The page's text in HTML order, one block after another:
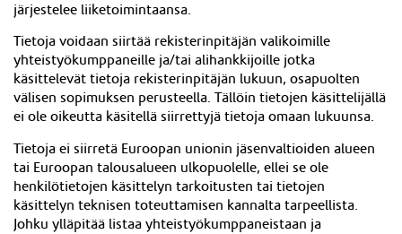
järjestelee liiketoimintaansa.
Tietoja voidaan siirtää rekisterinpitäjän valikoimille
yhteistyökumppaneille ja/tai alihankkijoille jotka
käsittelevät tietoja rekisterinpitäjän lukuun, osapuolten
välisen sopimuksen perusteella. Tällöin tietojen käsittelijällä
ei ole oikeutta käsitellä siirrettyjä tietoja omaan lukuunsa.
Tietoja ei siirretä Euroopan unionin jäsenvaltioiden alueen
tai Euroopan talousalueen ulkopuolelle, ellei se ole
henkilötietojen käsittelyn tarkoitusten tai tietojen
käsittelyn teknisen toteuttamisen kannalta tarpeellista.
Johku ylläpitää listaa yhteistyökumppaneistaan ja